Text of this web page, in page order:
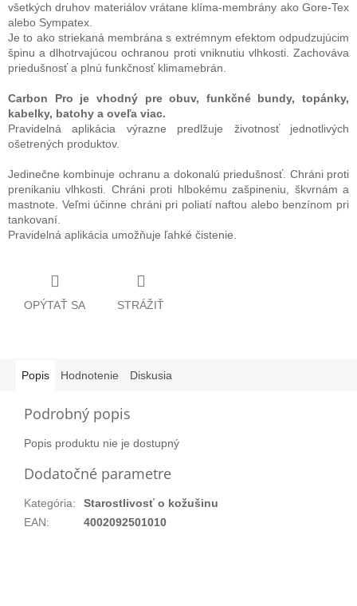
všetkých druhov materiálov vrátane klíma-membrány ako Gore-Tex
alebo Sympatex.
Je to ako striekaná membrána s extrémnym efektom odpudzujúcim
špinu a dlhotrvajúcou ochranou proti vniknutiu vlhkosti. Zachováva
priedušnosť a plnú funkčnosť klimamebrán.
Carbon Pro je vhodný pre obuv, funkčné bundy, topánky,
kabelky, batohy a oveľa viac.
Pravidelná aplikácia výrazne predlžuje životnosť jednotlivých
ošetrených produktov.
Jedinečne kombinuje ochranu a dokonalú priedušnosť. Chráni proti
prenikaniu vlhkosti. Chráni proti hlbokému zašpineniu, škvrnám a
mastnote. Veľmi účinne chráni pri poliatí naftou alebo benzínom pri
tankovaní.
Pravidelná aplikácia umožňuje ľahké čistenie.
OPÝTAŤ SA STRÁŽIŤ
Popis Hodnotenie Diskusia
Podrobný popis
Popis produktu nie je dostupný
Dodatočné parametre
Kategória:
Starostlivosť o kožušinu
EAN: 4002092501010